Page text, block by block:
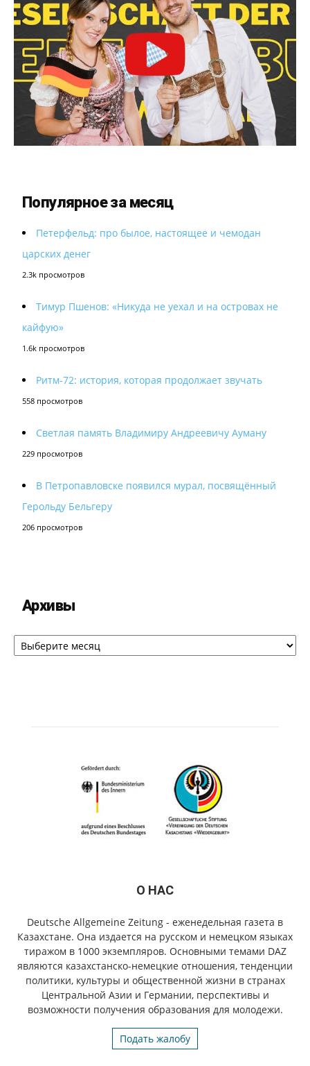
Популярное за месяц
Петерфельд: про былое, настоящее и чемодан
царских денег
2.3k просмотров
Тимур Пшенов: «Никуда не уехал и на островах не
кайфую»
1.6k просмотров
Ритм-72: история, которая продолжает звучать
558 просмотров
Светлая память Владимиру Андреевичу Ауману
229 просмотров
В Петропавловске появился мурал, посвящённый
Герольду Бельгеру
206 просмотров
Архивы
Архивы
О НАС
Deutsche Allgemeine Zeitung - еженедельная газета в
Казахстане. Она издается на русском и немецком языках
тиражом в 1000 экземпляров. Основными темами DAZ
являются казахстанско-немецкие отношения, тенденции
политики, культуры и общественной жизни в странах
Центральной Азии и Германии, перспективы и
возможности получения образования для молодежи.
Подать жалобу